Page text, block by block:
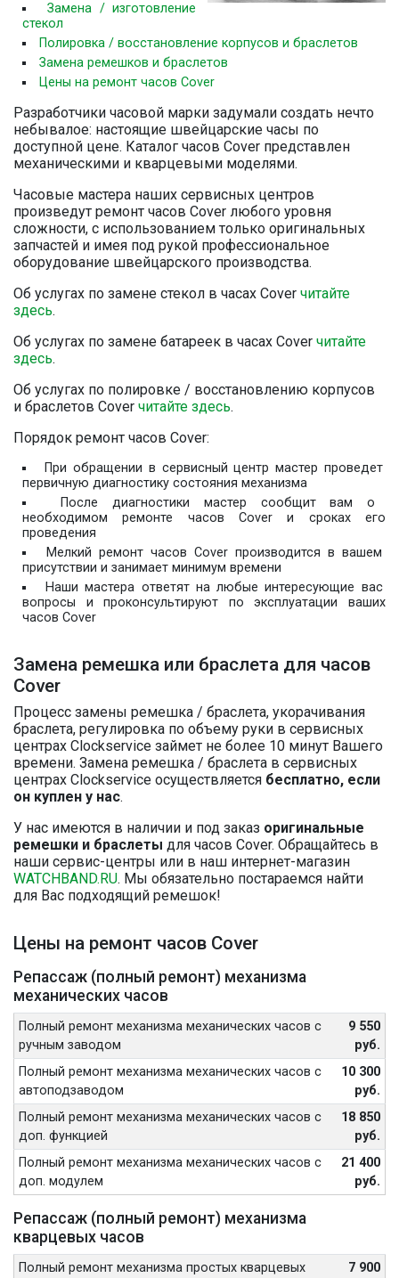
Замена / изготовление
стекол
Полировка / восстановление корпусов и браслетов
Замена ремешков и браслетов
Цены на ремонт часов Cover
Разработчики часовой марки задумали создать нечто
небывалое: настоящие швейцарские часы по
доступной цене. Каталог часов Cover представлен
механическими и кварцевыми моделями.
Часовые мастера наших сервисных центров
произведут ремонт часов Cover любого уровня
сложности, с использованием только оригинальных
запчастей и имея под рукой профессиональное
оборудование швейцарского производства.
Об услугах по замене стекол в часах Cover читайте
здесь.
Об услугах по замене батареек в часах Cover читайте
здесь.
Об услугах по полировке / восстановлению корпусов
и браслетов Cover читайте здесь.
Порядок ремонт часов Cover:
При обращении в сервисный центр мастер проведет
первичную диагностику состояния механизма
После диагностики мастер сообщит вам о
необходимом ремонте часов Cover и сроках его
проведения
Мелкий ремонт часов Cover производится в вашем
присутствии и занимает минимум времени
Наши мастера ответят на любые интересующие вас
вопросы и проконсультируют по эксплуатации ваших
часов Cover
Замена ремешка или браслета для часов
Cover
Процесс замены ремешка / браслета, укорачивания
браслета, регулировка по объему руки в сервисных
центрах Clockservice займет не более 10 минут Вашего
времени. Замена ремешка / браслета в сервисных
центрах Clockservice осуществляется бесплатно, если
он куплен у нас.
У нас имеются в наличии и под заказ оригинальные
ремешки и браслеты для часов Cover. Обращайтесь в
наши сервис-центры или в наш интернет-магазин
WATCHBAND.RU. Мы обязательно постараемся найти
для Вас подходящий ремешок!
Цены на ремонт часов Cover
Репассаж (полный ремонт) механизма
механических часов
Полный ремонт механизма механических часов с
ручным заводом
9 550
руб.
Полный ремонт механизма механических часов с
автоподзаводом
10 300
руб.
Полный ремонт механизма механических часов с
доп. функцией
18 850
руб.
Полный ремонт механизма механических часов с
доп. модулем
21 400
руб.
Репассаж (полный ремонт) механизма
кварцевых часов
Полный ремонт механизма простых кварцевых
7 900